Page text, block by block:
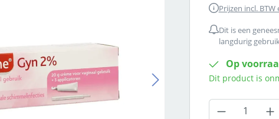
Prijzen incl.
Dit is een
langdurig
Op
Dit product is